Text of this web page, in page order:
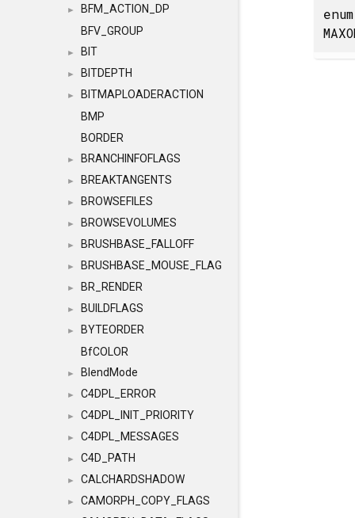
►
BFM_ACTION_DP
BFV_GROUP
► BIT
► BITDEPTH
►
BITMAPLOADERACTION
BMP
BORDER
► BRANCHINFOFLAGS
► BREAKTANGENTS
► BROWSEFILES
► BROWSEVOLUMES
► BRUSHBASE_FALLOFF
► BRUSHBASE_MOUSE_FLAG
► BR_RENDER
► BUILDFLAGS
►
BYTEORDER
BfCOLOR
► BlendMode
► C4DPL_ERROR
► C4DPL_INIT_PRIORITY
► C4DPL_MESSAGES
► C4D_PATH
► CALCHARDSHADOW
►
CAMORPH_COPY_FLAGS